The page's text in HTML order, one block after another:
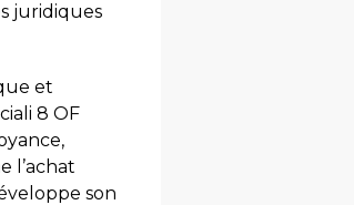
juridiques
et
8 OF
l’achat
son